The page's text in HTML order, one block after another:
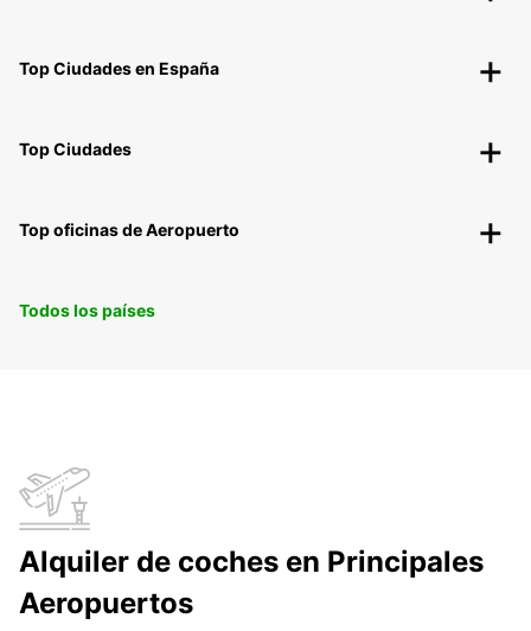
Top Ciudades en España
Top Ciudades
Top oficinas de Aeropuerto
Todos los países
Alquiler de coches en Principales
Aeropuertos